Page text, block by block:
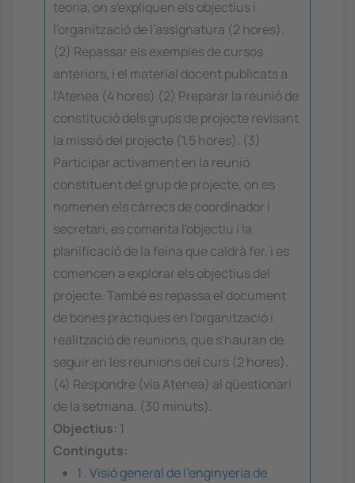
teoria, on s'expliquen els objectius i
l'organització de l'assignatura (2 hores).
(2) Repassar els exemples de cursos
anteriors, i el material docent publicats a
l'Atenea (4 hores) (2) Preparar la reunió de
constitució dels grups de projecte revisant
la missió del projecte (1,5 hores). (3)
Participar activament en la reunió
constituent del grup de projecte, on es
nomenen els càrrecs de coordinador i
secretari, es comenta l'objectiu i la
planificació de la feina que caldrà fer, i es
comencen a explorar els objectius del
projecte. També es repassa el document
de bones pràctiques en l'organització i
realització de reunions, que s'hauran de
seguir en les reunions del curs (2 hores).
(4) Respondre (via Atenea) al qüestionari
de la setmana. (30 minuts).
Objectius: 1
Continguts:
1 . Visió general de l'enginyeria de